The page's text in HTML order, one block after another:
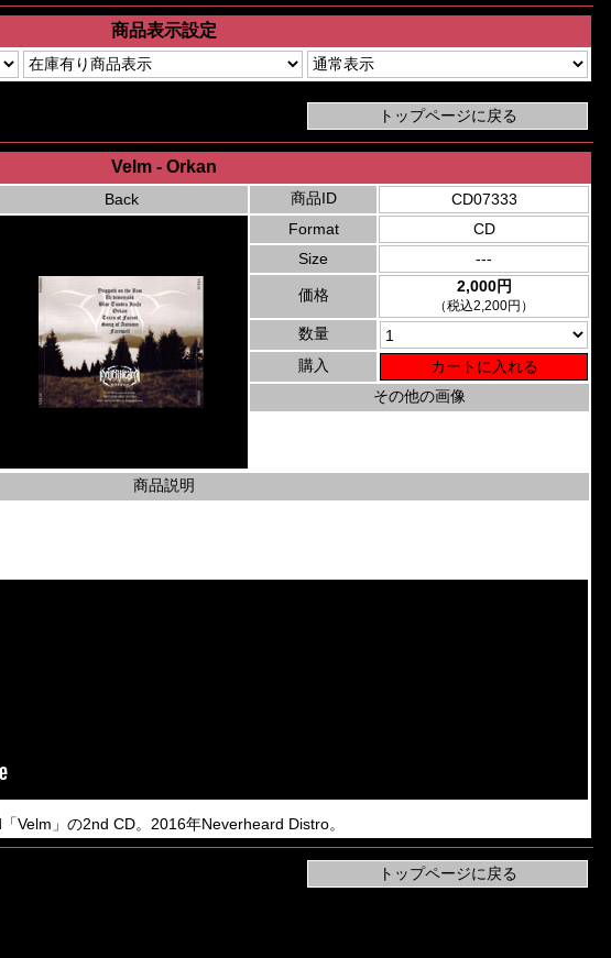
商品表示設定
Velm - Orkan
Back 商品ID
CD07333
Format
CD
Size
---
価格 2,000円
（税込2,200円）
数量
購入
その他の画像
商品説明
Velm」の2nd CD。2016年Neverheard Distro。